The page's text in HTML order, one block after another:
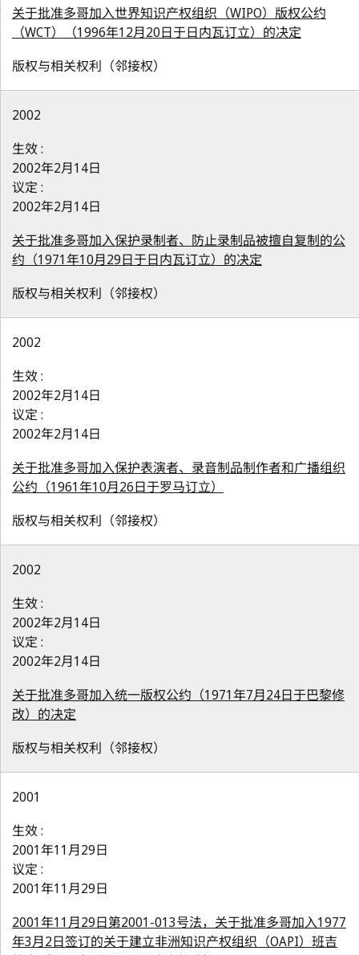
关于批准多哥加入世界知识产权组织（WIPO）版权公约
（WCT）（1996年12月20日于日内瓦订立）的决定
版权与相关权利（邻接权）
2002
生效 :
2002年2月14日
议定 :
2002年2月14日
关于批准多哥加入保护录制者、防止录制品被擅自复制的公
约（1971年10月29日于日内瓦订立）的决定
版权与相关权利（邻接权）
2002
生效 :
2002年2月14日
议定 :
2002年2月14日
关于批准多哥加入保护表演者、录音制品制作者和广播组织
公约（1961年10月26日于罗马订立）
版权与相关权利（邻接权）
2002
生效 :
2002年2月14日
议定 :
2002年2月14日
关于批准多哥加入统一版权公约（1971年7月24日于巴黎修
改）的决定
版权与相关权利（邻接权）
2001
生效 :
2001年11月29日
议定 :
2001年11月29日
2001年11月29日第2001-013号法，关于批准多哥加入1977
年3月2日签订的关于建立非洲知识产权组织（OAPI）班吉